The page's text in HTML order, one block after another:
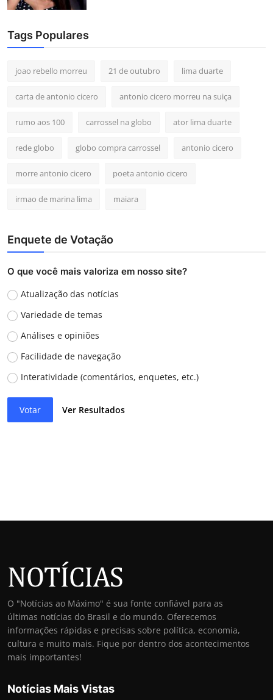
Tags Populares
joao rebello morreu 21 de outubro lima duarte
carta de antonio cicero antonio cicero morreu na suiça
rumo aos 100 carrossel na globo ator lima duarte
rede globo globo compra carrossel antonio cicero
morre antonio cicero poeta antonio cicero
irmao de marina lima maiara
Enquete de Votação
O que você mais valoriza em nosso site?
Atualização das notícias
Variedade de temas
Análises e opiniões
Facilidade de navegação
Interatividade (comentários, enquetes, etc.)
Votar Ver Resultados
O "Notícias ao Máximo" é sua fonte confiável para as
últimas notícias do Brasil e do mundo. Oferecemos
informações rápidas e precisas sobre política, economia,
cultura e muito mais. Fique por dentro dos acontecimentos
mais importantes!
Notícias Mais Vistas